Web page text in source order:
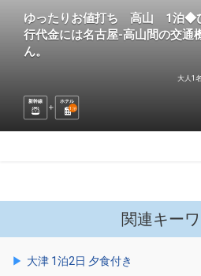
ゆったりお値打ち 高山 1泊◆
行代金には名古屋-高山間の交通
ん。
新幹線
ホテル
1 泊
大人1
関連キー
大津 1泊2日 夕食付き